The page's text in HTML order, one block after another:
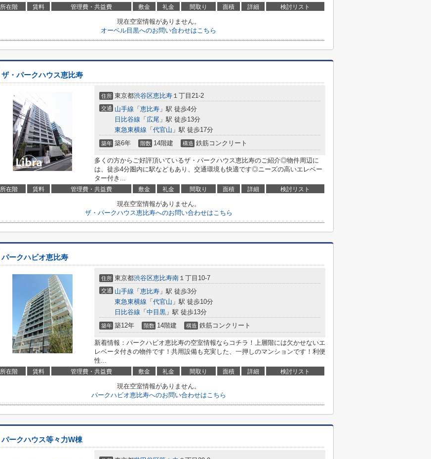
所在階 賃料 管理費・共益費 敷金 礼金 間取り 面積 詳細 検討リスト
現在空室情報がありません。
オーベル目黒へのお問い合わせはこちら
ザ・パークハウス恵比寿
住所 東京都渋谷区恵比寿 １丁目21-2
交通 山手線 「 恵比寿 」駅 徒歩4分
日比谷線 「 広尾 」駅 徒歩13分
東急東横線 「 代官山 」駅 徒歩17分
築年 築6年 階数 14階建 構造 鉄筋コンクリート
多くの方からご好評頂いているザ・パークハウス恵比寿のご紹介◎物件周辺に
は、徒歩4分圏内に駅などもあり、交通環境も快適です◎ニーズの高いエレベー
ター付き...
所在階 賃料 管理費・共益費 敷金 礼金 間取り 面積 詳細 検討リスト
現在空室情報がありません。
ザ・パークハウス恵比寿へのお問い合わせはこちら
パークハビオ恵比寿
住所 東京都渋谷区恵比寿南 １丁目10-7
交通 山手線 「 恵比寿 」駅 徒歩3分
東急東横線 「 代官山 」駅 徒歩10分
日比谷線 「 中目黒 」駅 徒歩13分
築年 築12年 階数 14階建 構造 鉄筋コンクリート
新着情報：パークハビオ恵比寿の空室情報ならコチラ！上層階には欠かせないエ
レベータ付きの物件です！共用設備も充実した、一押しのマンションです！利便
性...
所在階 賃料 管理費・共益費 敷金 礼金 間取り 面積 詳細 検討リスト
現在空室情報がありません。
パークハビオ恵比寿へのお問い合わせはこちら
パークハウス等々力W棟